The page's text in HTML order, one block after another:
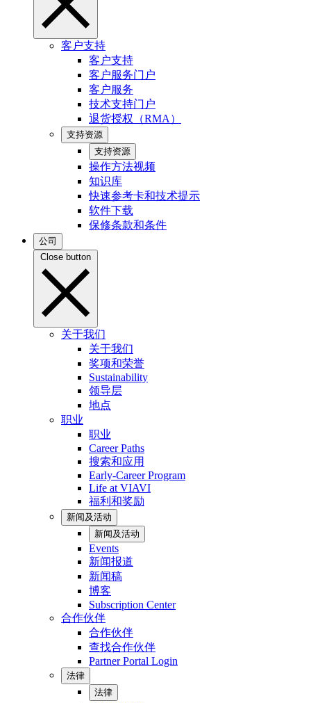
客户支持
客户支持
客户服务门户
客户服务
技术支持门户
退货授权（RMA）
支持资源
支持资源
操作方法视频
知识库
快速参考卡和技术提示
软件下载
保修条款和条件
公司
Close button
关于我们
关于我们
奖项和荣誉
Sustainability
领导层
地点
职业
职业
Career Paths
搜索和应用
Early-Career Program
Life at VIAVI
福利和奖励
新闻及活动
新闻及活动
Events
新闻报道
新闻稿
博客
Subscription Center
合作伙伴
合作伙伴
查找合作伙伴
Partner Portal Login
法律
法律